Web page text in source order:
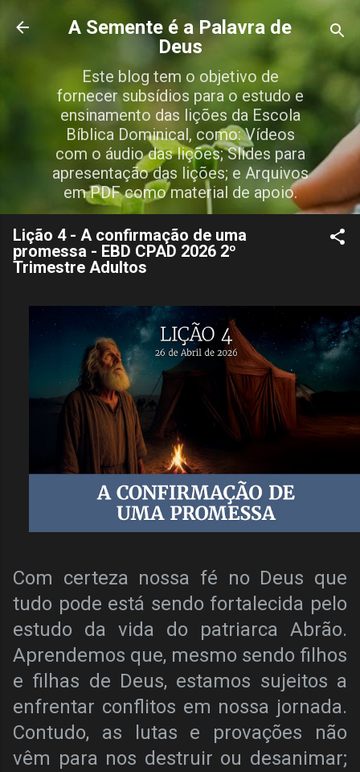
Pular para o conteúdo principal
A Semente é a Palavra de
Deus
Este blog tem o objetivo de
fornecer subsídios para o estudo e
ensinamento das lições da Escola
Bíblica Dominical, como: Vídeos
com o áudio das lições; Slides para
apresentação das lições; e Arquivos
em PDF como material de apoio.
Lição 4 - A confirmação de uma
promessa - EBD CPAD 2026 2º
Trimestre Adultos
Com certeza nossa fé no Deus que
tudo pode está sendo fortalecida pelo
estudo da vida do patriarca Abrão.
Aprendemos que, mesmo sendo filhos
e filhas de Deus, estamos sujeitos a
enfrentar conflitos em nossa jornada.
Contudo, as lutas e provações não
vêm para nos destruir ou desanimar;